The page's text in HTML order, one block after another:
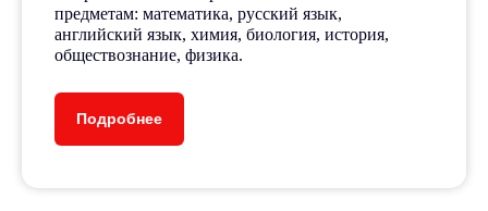
предметам: математика, русский язык,
английский язык, химия, биология, история,
обществознание, физика.
Подробнее